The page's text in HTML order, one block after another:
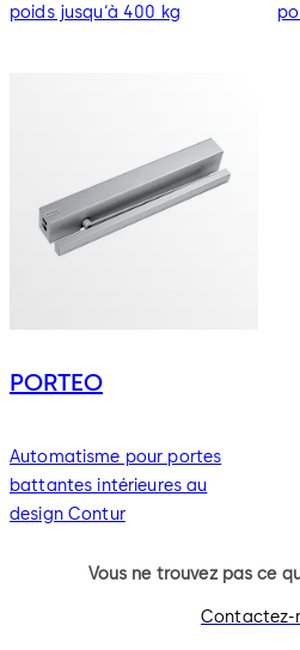
poids jusqu‘à 400 kg
PORTEO
Automatisme pour portes
battantes intérieures au
design Contur
Vous ne trouvez pas ce
Contactez-